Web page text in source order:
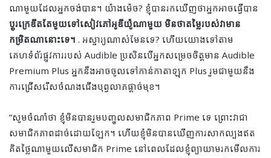
ណាមួយដែលអ្នកចង់បាន។ យ៉ាងម៉េច? ខ្ញុំបានរកឃើញថាអ្នកអាចធ្វើបាន
ប្តូរក្រេឌីតតែមួយទៅសៀវភៅអូឌីយ៉ូណាមួយ មិនថាតម្លៃរបស់វាមាន
កម្រិតណានោះទេ។ . អស្ចារ្យណាស់មែនទេ? ហើយយោងទៅតាម
គេហទំព័រផ្លូវការរបស់ Audible ប្រសិនបើអ្នកសម្រេចចិត្តមាន Audible
Premium Plus អ្នកនឹងអាចចូលទៅកាន់កាតាឡុក Plus រួមជាមួយនឹង
ការជ្រើសរើសចំណងជើងបុព្វលាភផ្តាច់មុខ។
“សូមចំណាំថា ខ្ញុំមិនបានរួមបញ្ចូលសមាជិកភាព Prime ទេ ព្រោះវាជា
សមាជិកភាពដាច់ដោយឡែក។ ហើយ​ខ្ញុំ​មិន​បាន​ឃើញ​ការ​សាកល្បង​ឥត​
គិត​ថ្លៃ​ណា​មួយ​លើ​សមាជិក Prime នៅ​ពេល​ដែល​ខ្ញុំ​ព្យាយាម​រក​មើល​ការ​